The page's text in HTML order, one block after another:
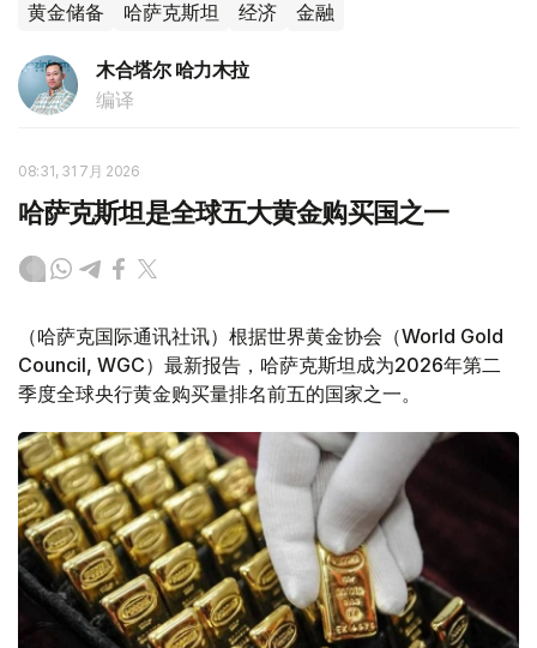
黄金储备 哈萨克斯坦 经济 金融
木合塔尔 哈力木拉
编译
08:31, 31 7月 2026
哈萨克斯坦是全球五大黄金购买国之一
（哈萨克国际通讯社讯）根据世界黄金协会（World Gold
Council, WGC）最新报告，哈萨克斯坦成为2026年第二
季度全球央行黄金购买量排名前五的国家之一。